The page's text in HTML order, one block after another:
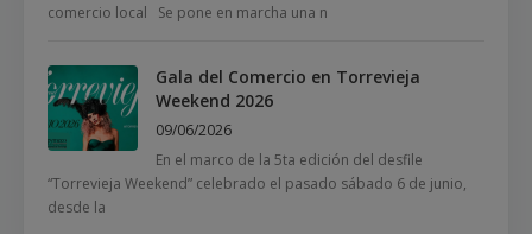
comercio local Se pone en marcha una n
Gala del Comercio en Torrevieja
Weekend 2026
09/06/2026
En el marco de la 5ta edición del desfile
“Torrevieja Weekend” celebrado el pasado sábado 6 de junio,
desde la